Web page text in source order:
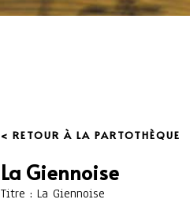
< RETOUR À LA PARTOTHÈQUE
La Giennoise
Titre : La Giennoise